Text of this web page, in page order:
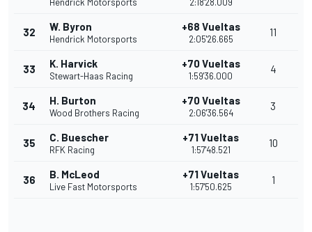
32 W. Byron
Hendrick Motorsports
+68 Vueltas
2:05'26.665
11
33 K. Harvick
Stewart-Haas Racing
+70 Vueltas
1:59'36.000
4
34 H. Burton
Wood Brothers Racing
+70 Vueltas
2:06'36.564
3
35 C. Buescher
RFK Racing
+71 Vueltas
1:57'48.521
10
36 B. McLeod
Live Fast Motorsports
+71 Vueltas
1:57'50.625
1